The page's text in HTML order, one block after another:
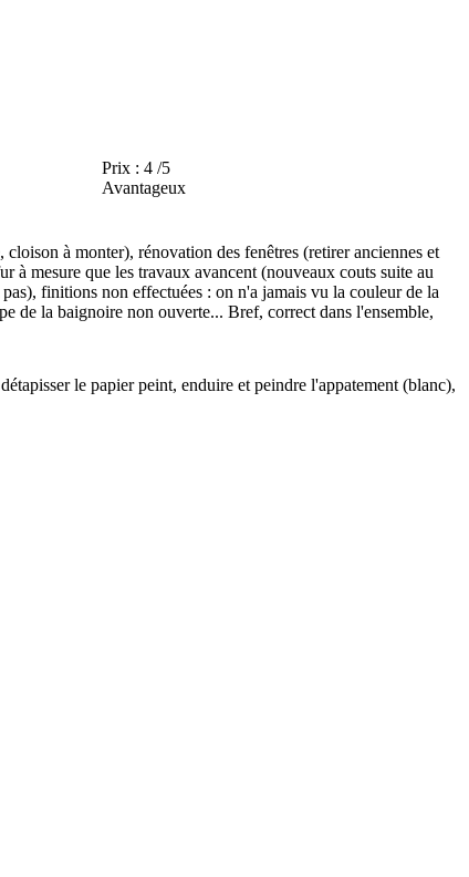
Prix : 4 /5
Avantageux
à monter), rénovation des fenêtres (retirer anciennes et
mesure que les travaux avancent (nouveaux couts suite au
finitions non effectuées : on n'a jamais vu la couleur de la
de la baignoire non ouverte... Bref, correct dans l'ensemble,
le papier peint, enduire et peindre l'appatement (blanc),